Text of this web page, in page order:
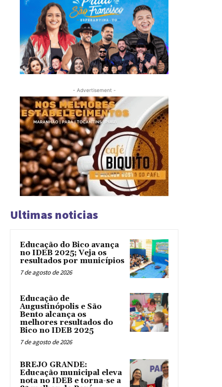
- Advertisement -
Ultimas noticias
Educação do Bico avança
no IDEB 2025; Veja os
resultados por municípios
7 de agosto de 2026
Educação de
Augustinópolis e São
Bento alcança os
melhores resultados do
Bico no IDEB 2025
7 de agosto de 2026
BREJO GRANDE:
Educação municipal eleva
nota no IDEB e torna-se a